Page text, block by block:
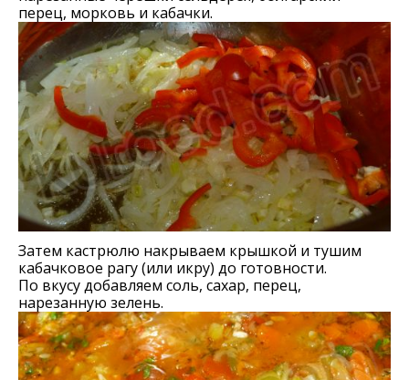
перец, морковь и кабачки.
Затем кастрюлю накрываем крышкой и тушим
кабачковое рагу (или икру) до готовности.
По вкусу добавляем соль, сахар, перец,
нарезанную зелень.